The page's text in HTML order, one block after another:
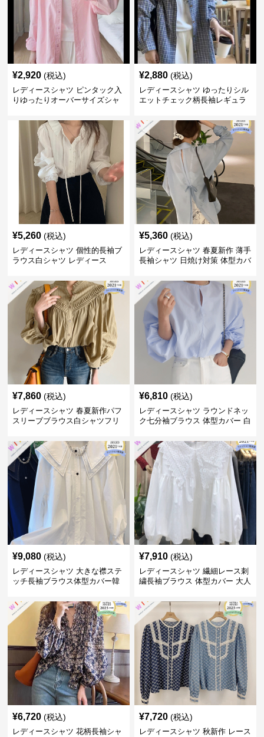
¥2,920 (税込)
レディースシャツ ピンタック入
りゆったりオーバーサイズシャ
¥2,880 (税込)
レディースシャツ ゆったりシル
エットチェック柄長袖レギュラ
¥5,260 (税込)
レディースシャツ 個性的長袖ブ
ラウス白シャツ レディース
¥5,360 (税込)
レディースシャツ 春夏新作 薄手
長袖シャツ 日焼け対策 体型カバ
¥7,860 (税込)
レディースシャツ 春夏新作パフ
スリーブブラウス白シャツフリ
¥6,810 (税込)
レディースシャツ ラウンドネッ
ク七分袖ブラウス 体型カバー 白
¥9,080 (税込)
レディースシャツ 大きな襟ステ
ッチ長袖ブラウス体型カバー韓
¥7,910 (税込)
レディースシャツ 繊細レース刺
繍長袖ブラウス 体型カバー 大人
¥6,720 (税込)
レディースシャツ 花柄長袖シャ
¥7,720 (税込)
レディースシャツ 秋新作 レース